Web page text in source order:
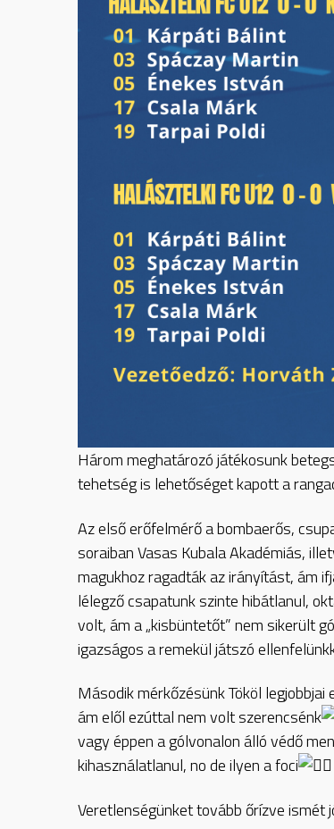
Három meghatározó játékosunk
tehetség is lehetőséget kapott a
Azelső erőfelmérő a bombaerős,
soraiban Vasas Kubala Akadémiás,
magukhoz ragadták az irányítást, ám
lélegző csapatunk szinte hibátlanul,
volt, ám a „kisbüntetőt” nem sikerült
igazságos a remekül játszó
Második mérkőzésünk Tököl
ám elől ezúttal nem volt szerencsénk
vagy éppen a gólvonalon álló védő
kihasználatlanul, no de ilyen a foci
Veretlenségünket tovább őrízve